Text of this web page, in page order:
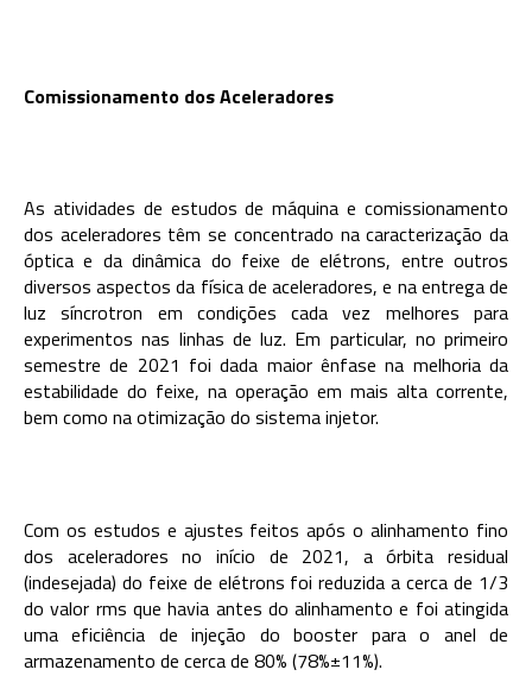
Comissionamento dos Aceleradores
As atividades de estudos de máquina e comissionamento
dos aceleradores têm se concentrado na caracterização da
óptica e da dinâmica do feixe de elétrons, entre outros
diversos aspectos da física de aceleradores, e na entrega de
luz síncrotron em condições cada vez melhores para
experimentos nas linhas de luz. Em particular, no primeiro
semestre de 2021 foi dada maior ênfase na melhoria da
estabilidade do feixe, na operação em mais alta corrente,
bem como na otimização do sistema injetor.
Com os estudos e ajustes feitos após o alinhamento fino
dos aceleradores no início de 2021, a órbita residual
(indesejada) do feixe de elétrons foi reduzida a cerca de 1/3
do valor rms que havia antes do alinhamento e foi atingida
uma eficiência de injeção do booster para o anel de
armazenamento de cerca de 80% (78%±11%).